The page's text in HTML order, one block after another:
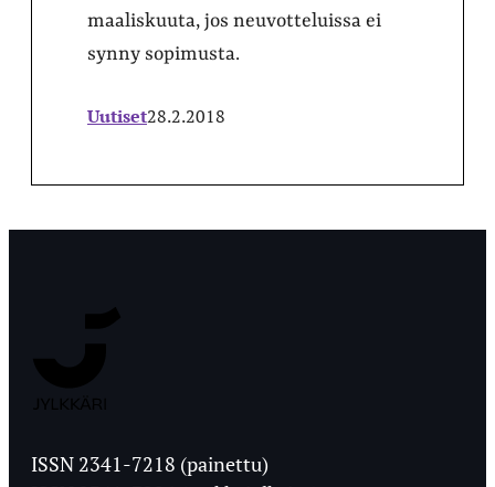
maaliskuuta, jos neuvotteluissa ei
synny sopimusta.
Uutiset28.2.2018
Ylioppilaslehti
ISSN 2341-7218 (painettu)